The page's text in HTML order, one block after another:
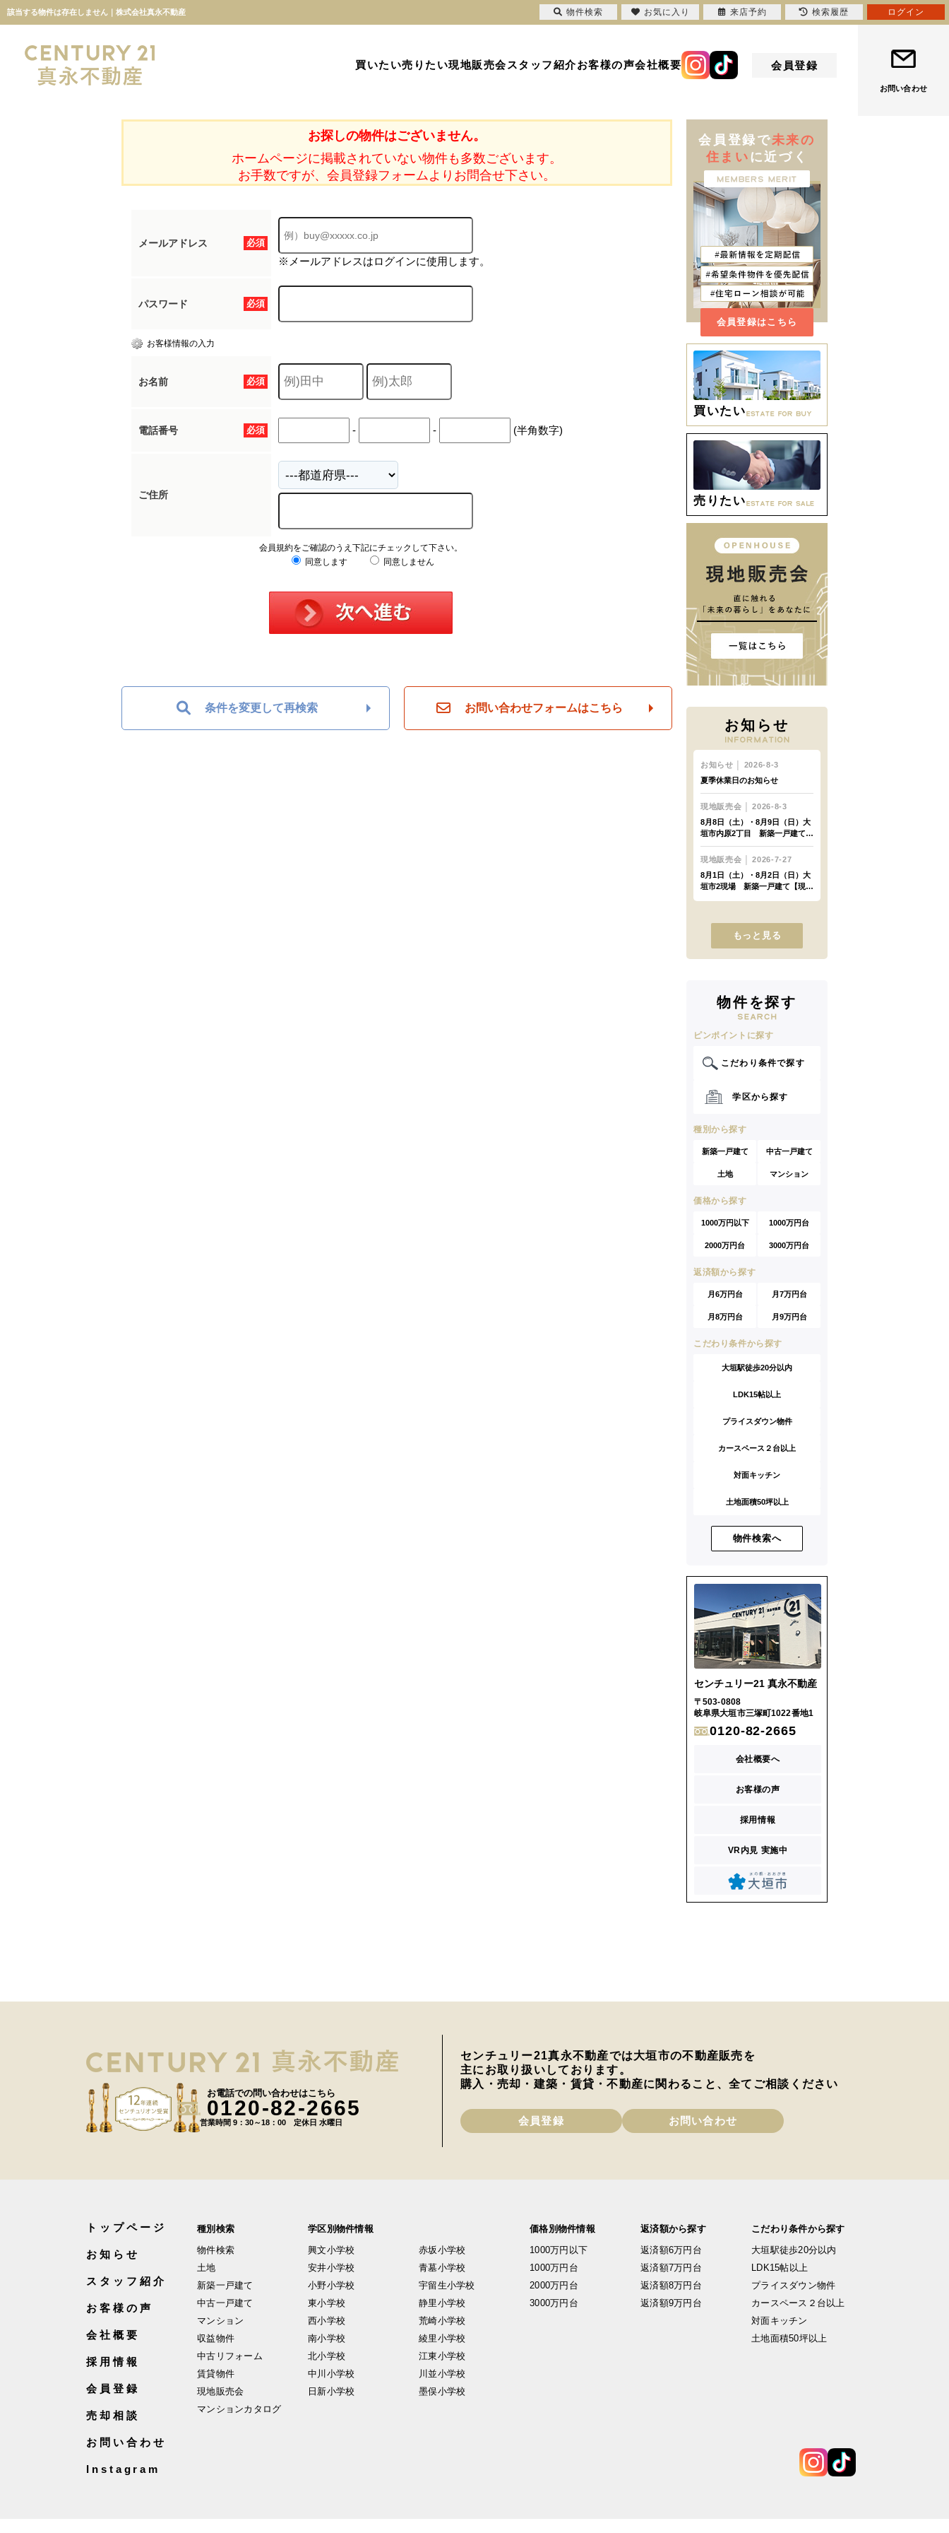
該当する物件は存在しません｜株式会社真永不動産
買いたい売りたい現地販売会スタッフ紹介お客様の声会社概要 会員登録
お問い合わせ
お探しの物件はございません。
ホームページに掲載されていない物件も多数ございます。
お手数ですが、会員登録フォームよりお問合せ下さい。
必須
メールアドレス
※メールアドレスはログインに使用します。
必須
パスワード
お客様情報の入力
必須
お名前
必須
電話番号 - - (半角数字)
ご住所
会員規約をご確認のうえ下記にチェックして下さい。
同意します
同意しません
条件を変更して再検索 お問い合わせフォームはこちら
会員登録で未来の
住まい に近づく
会員登録はこちら
買いたい
売りたい
お知らせ
もっと見る
物件を探す
ピンポイントに探す
こだわり条件で探す
学区から探す
種別から探す
新築一戸建て 中古一戸建て
土地 マンション
価格から探す
1000万円以下 1000万円台
2000万円台 3000万円台
返済額から探す
月6万円台 月7万円台
月8万円台 月9万円台
こだわり条件から探す
大垣駅徒歩20分以内
LDK15帖以上
プライスダウン物件
カースペース２台以上
対面キッチン
土地面積50坪以上
物件検索へ
センチュリー21 真永不動産
〒503-0808
岐阜県大垣市三塚町1022番地1
0120-82-2665
会社概要へ
お客様の声
採用情報
VR内見 実施中
お電話での問い合わせはこちら
0120-82-2665
営業時間 9：30～18：00 定休日 水曜日
センチュリー21真永不動産では大垣市の不動産販売を
主にお取り扱いしております。
購入・売却・建築・賃貸・不動産に関わること、全てご相談ください
会員登録 お問い合わせ
トップページ
お知らせ
スタッフ紹介
お客様の声
会社概要
採用情報
会員登録
売却相談
お問い合わせ
Instagram
種別検索
物件検索
土地
新築一戸建て
中古一戸建て
マンション
収益物件
中古リフォーム
賃貸物件
現地販売会
マンションカタログ
学区別物件情報
興文小学校
安井小学校
小野小学校
東小学校
西小学校
南小学校
北小学校
中川小学校
日新小学校
赤坂小学校
青墓小学校
宇留生小学校
静里小学校
荒崎小学校
綾里小学校
江東小学校
川並小学校
墨俣小学校
価格別物件情報
1000万円以下
1000万円台
2000万円台
3000万円台
返済額から探す
返済額6万円台
返済額7万円台
返済額8万円台
返済額9万円台
こだわり条件から探す
大垣駅徒歩20分以内
LDK15帖以上
プライスダウン物件
カースペース２台以上
対面キッチン
土地面積50坪以上
物件検索 お気に入り 来店予約 検索履歴 ログイン